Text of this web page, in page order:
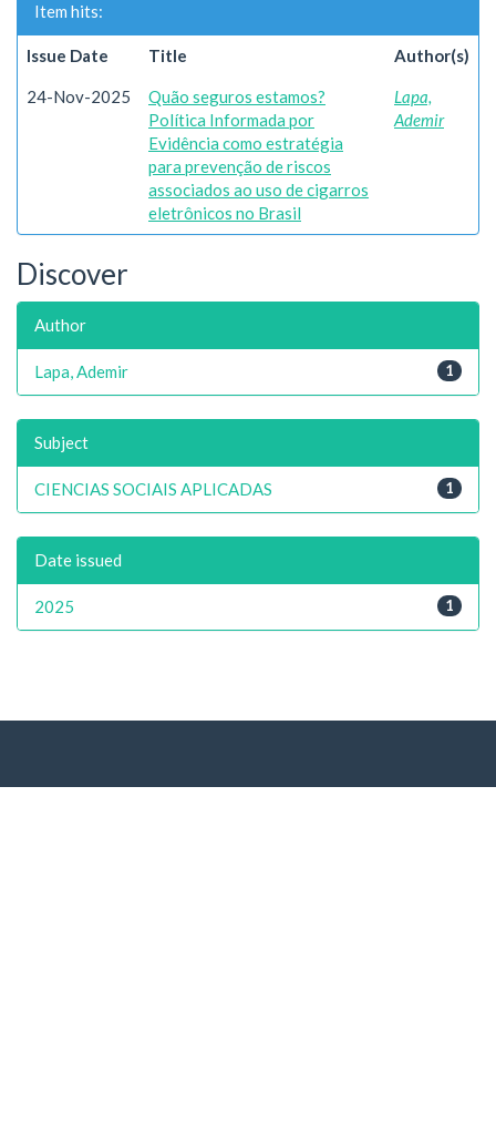
Item hits:
Issue Date Title Author(s)
24-Nov-2025
Quão seguros estamos?
Política Informada por
Evidência como estratégia
para prevenção de riscos
associados ao uso de cigarros
eletrônicos no Brasil
Lapa,
Ademir
Discover
Author
1
Lapa, Ademir
Subject
1
CIENCIAS SOCIAIS APLICADAS
Date issued
1
2025